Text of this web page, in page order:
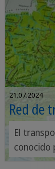
21.07.2024
Red de
tipos y
El
conocido